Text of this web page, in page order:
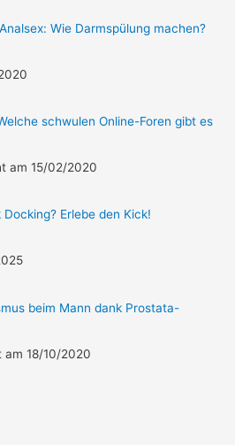
Wie Darmspülung machen?
schwulen Online-Foren gibt es
am 15/02/2020
Docking? Erlebe den Kick!
beim Mann dank Prostata-
18/10/2020